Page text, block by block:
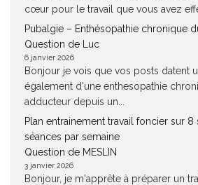
cœur pour le travail que vous avez
Pubalgie – Enthésopathie chronique
Question de Luc
6 janvier 2026
Bonjour je vois que vos posts datent
également d'une enthesopathie
adducteur depuis un...
Plan entrainement travail foncier sur 8
séances par semaine
Question de MESLIN
3 janvier 2026
Bonjour, je m'apprête à préparer un